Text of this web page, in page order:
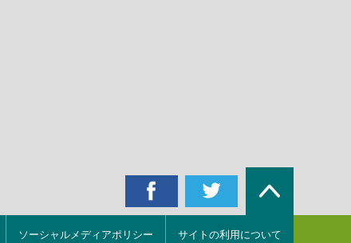
ソーシャルメディアポリシー サイトの利用について